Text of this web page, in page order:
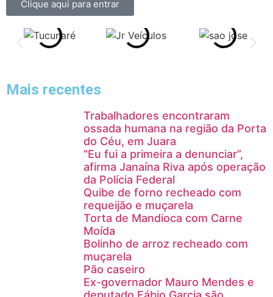
Clique aqui para entrar
Mais recentes
Trabalhadores encontraram
ossada humana na região da Porta
do Céu, em Juara
“Eu fui a primeira a denunciar”,
afirma Janaína Riva após operação
da Polícia Federal
Quibe de forno recheado com
requeijão e muçarela
Torta de Mandioca com Carne
Moída
Bolinho de arroz recheado com
muçarela
Pão caseiro
Ex-governador Mauro Mendes e